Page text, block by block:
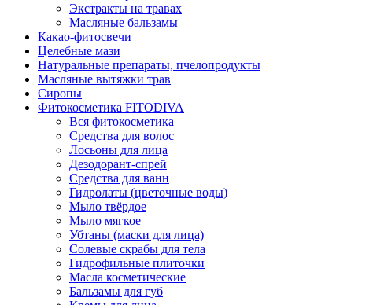
Экстракты на травах
Масляные бальзамы
Какао-фитосвечи
Целебные мази
Натуральные препараты, пчелопродукты
Масляные вытяжки трав
Сиропы
Фитокосметика FITODIVA
Вся фитокосметика
Средства для волос
Лосьоны для лица
Дезодорант-спрей
Средства для ванн
Гидролаты (цветочные воды)
Мыло твёрдое
Мыло мягкое
Убтаны (маски для лица)
Солевые скрабы для тела
Гидрофильные плиточки
Масла косметические
Бальзамы для губ